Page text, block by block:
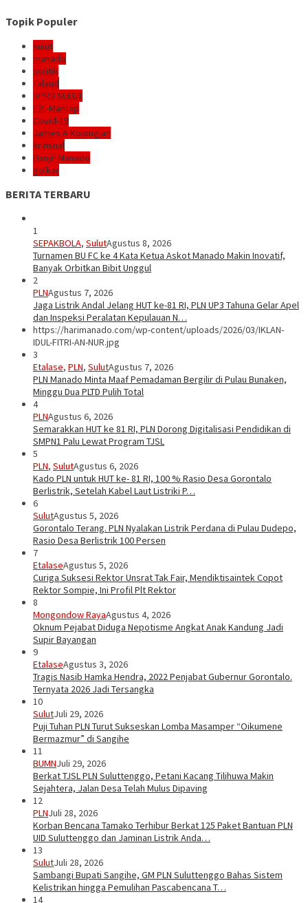
Topik Populer
sulut
manado
politik
Talaud
DPRD SULUT
E2L-Mantap
Covid-19
James A Kojongian
kriminal
Banjir Manado
golkar
BERITA TERBARU
1
SEPAKBOLA, SulutAgustus 8, 2026
Turnamen BU FC ke 4 Kata Ketua Askot Manado Makin Inovatif,
Banyak Orbitkan Bibit Unggul
2
PLNAgustus 7, 2026
Jaga Listrik Andal Jelang HUT ke-81 RI, PLN UP3 Tahuna Gelar Apel
dan Inspeksi Peralatan Kepulauan N…
https://harimanado.com/wp-content/uploads/2026/03/IKLAN-
IDUL-FITRI-AN-NUR.jpg
3
Etalase, PLN, SulutAgustus 7, 2026
PLN Manado Minta Maaf Pemadaman Bergilir di Pulau Bunaken,
Minggu Dua PLTD Pulih Total
4
PLNAgustus 6, 2026
Semarakkan HUT ke 81 RI, PLN Dorong Digitalisasi Pendidikan di
SMPN1 Palu Lewat Program TJSL
5
PLN, SulutAgustus 6, 2026
Kado PLN untuk HUT ke- 81 RI, 100 % Rasio Desa Gorontalo
Berlistrik, Setelah Kabel Laut Listriki P…
6
SulutAgustus 5, 2026
Gorontalo Terang. PLN Nyalakan Listrik Perdana di Pulau Dudepo,
Rasio Desa Berlistrik 100 Persen
7
EtalaseAgustus 5, 2026
Curiga Suksesi Rektor Unsrat Tak Fair, Mendiktisaintek Copot
Rektor Sompie, Ini Profil Plt Rektor
8
Mongondow RayaAgustus 4, 2026
Oknum Pejabat Diduga Nepotisme Angkat Anak Kandung Jadi
Supir Bayangan
9
EtalaseAgustus 3, 2026
Tragis Nasib Hamka Hendra, 2022 Penjabat Gubernur Gorontalo.
Ternyata 2026 Jadi Tersangka
10
SulutJuli 29, 2026
Puji Tuhan PLN Turut Sukseskan Lomba Masamper “Oikumene
Bermazmur” di Sangihe
11
BUMNJuli 29, 2026
Berkat TJSL PLN Suluttenggo, Petani Kacang Tilihuwa Makin
Sejahtera, Jalan Desa Telah Mulus Dipaving
12
PLNJuli 28, 2026
Korban Bencana Tamako Terhibur Berkat 125 Paket Bantuan PLN
UID Suluttenggo dan Jaminan Listrik Anda…
13
SulutJuli 28, 2026
Sambangi Bupati Sangihe, GM PLN Suluttenggo Bahas Sistem
Kelistrikan hingga Pemulihan Pascabencana T…
14